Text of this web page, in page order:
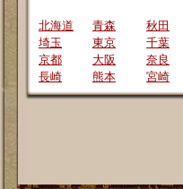
北海道 青森 秋田
埼玉
東京 千葉
京都
大阪 奈良
長崎
熊本 宮崎